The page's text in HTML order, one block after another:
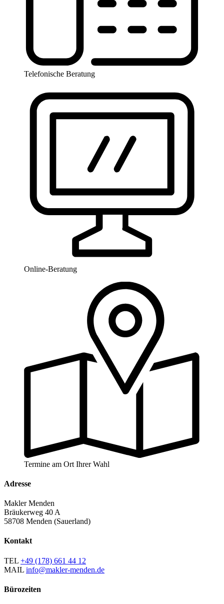
Telefonische Beratung
Online-Beratung
Termine am Ort Ihrer Wahl
Adresse
Makler Menden
Bräukerweg 40 A
58708 Menden (Sauerland)
Kontakt
TEL +49 (178) 661 44 12
MAIL info@makler-menden.de
Bürozeiten